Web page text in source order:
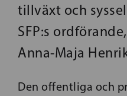
tillväxt och
SFP:s
Anna-Maja
Den offentliga och